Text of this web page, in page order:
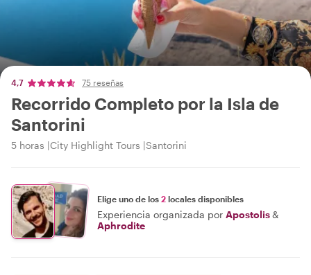
4,7 75 reseñas
Recorrido Completo por la Isla de
Santorini
5 horas City Highlight Tours Santorini
Elige uno de los 2 locales disponibles
Experiencia organizada por Apostolis&
Aphrodite